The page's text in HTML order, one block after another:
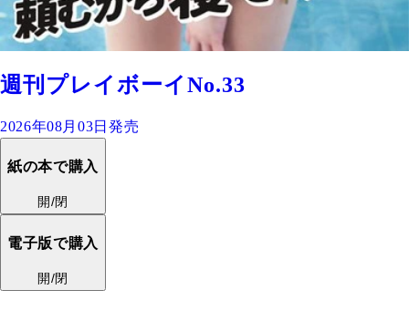
週刊プレイボーイNo.33
2026年08月03日発売
紙の本で購入
開/閉
電子版で購入
開/閉